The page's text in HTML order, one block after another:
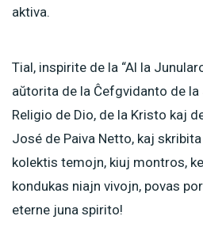
aktiva.
Tial, inspirite de la “Al la
aŭtorita de la Ĉefgvidanto de la
Religio de Dio, de la Kristo kaj
José de Paiva Netto, kaj
kolektis temojn, kiuj montros,
kondukas niajn vivojn, povas
eterne juna spirito!